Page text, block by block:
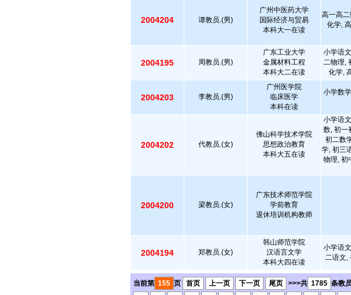
2004204 谭教员.(男)
广州中医药大学
国际经济与贸易
本科大一在读
高一高
化学,
2004195 周教员.(男)
广东工业大学
金属材料工程
本科大二在读
小学语
二物理,
化学,
2004203 李教员.(男)
广州医学院
临床医学
本科在读
小学数
2004202 代教员.(女)
佛山科学技术学院
思想政治教育
本科大五在读
小学语
数, 初一
初二数
学, 初三
物理, 初
2004200 梁教员.(女)
广东技术师范学院
学前教育
退休培训机构教师
2004194 郑教员.(女)
韩山师范学院
汉语言文学
本科大四在读
小学语
二语文,
当前第 155 页 首页 上一页 下一页 尾页 >>>共 1785 条教